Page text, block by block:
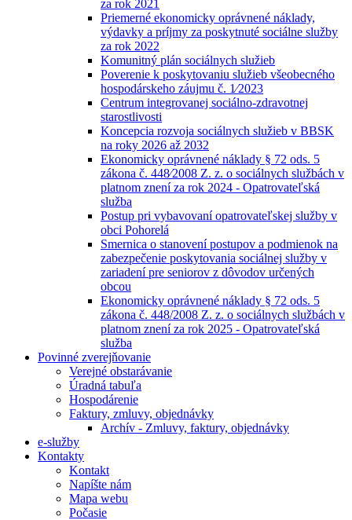
za rok 2021
Priemerné ekonomicky oprávnené náklady,
výdavky a príjmy za poskytnuté sociálne služby
za rok 2022
Komunitný plán sociálnych služieb
Poverenie k poskytovaniu služieb všeobecného
hospodárskeho záujmu č. 1⁄2023
Centrum integrovanej sociálno-zdravotnej
starostlivosti
Koncepcia rozvoja sociálnych služieb v BBSK
na roky 2026 až 2032
Ekonomicky oprávnené náklady § 72 ods. 5
zákona č. 448⁄2008 Z. z. o sociálnych službách v
platnom znení za rok 2024 - Opatrovateľská
služba
Postup pri vybavovaní opatrovateľskej služby v
obci Pohorelá
Smernica o stanovení postupov a podmienok na
zabezpečenie poskytovania sociálnej služby v
zariadení pre seniorov z dôvodov určených
obcou
Ekonomicky oprávnené náklady § 72 ods. 5
zákona č. 448/2008 Z. z. o sociálnych službách v
platnom znení za rok 2025 - Opatrovateľská
služba
Povinné zverejňovanie
Verejné obstarávanie
Úradná tabuľa
Hospodárenie
Faktury, zmluvy, objednávky
Archív - Zmluvy, faktury, objednávky
e-služby
Kontakty
Kontakt
Napíšte nám
Mapa webu
Počasie